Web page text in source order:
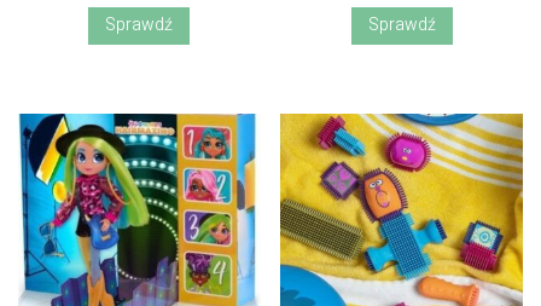
Sprawdź Sprawdź